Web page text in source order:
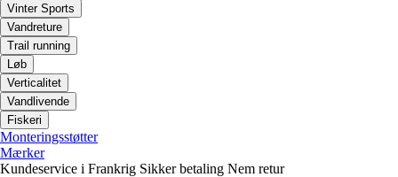
Vinter Sports
Vandreture
Trail running
Løb
Verticalitet
Vandlivende
Fiskeri
Monteringsstøtter
Mærker
Kundeservice i Frankrig Sikker betaling Nem retur